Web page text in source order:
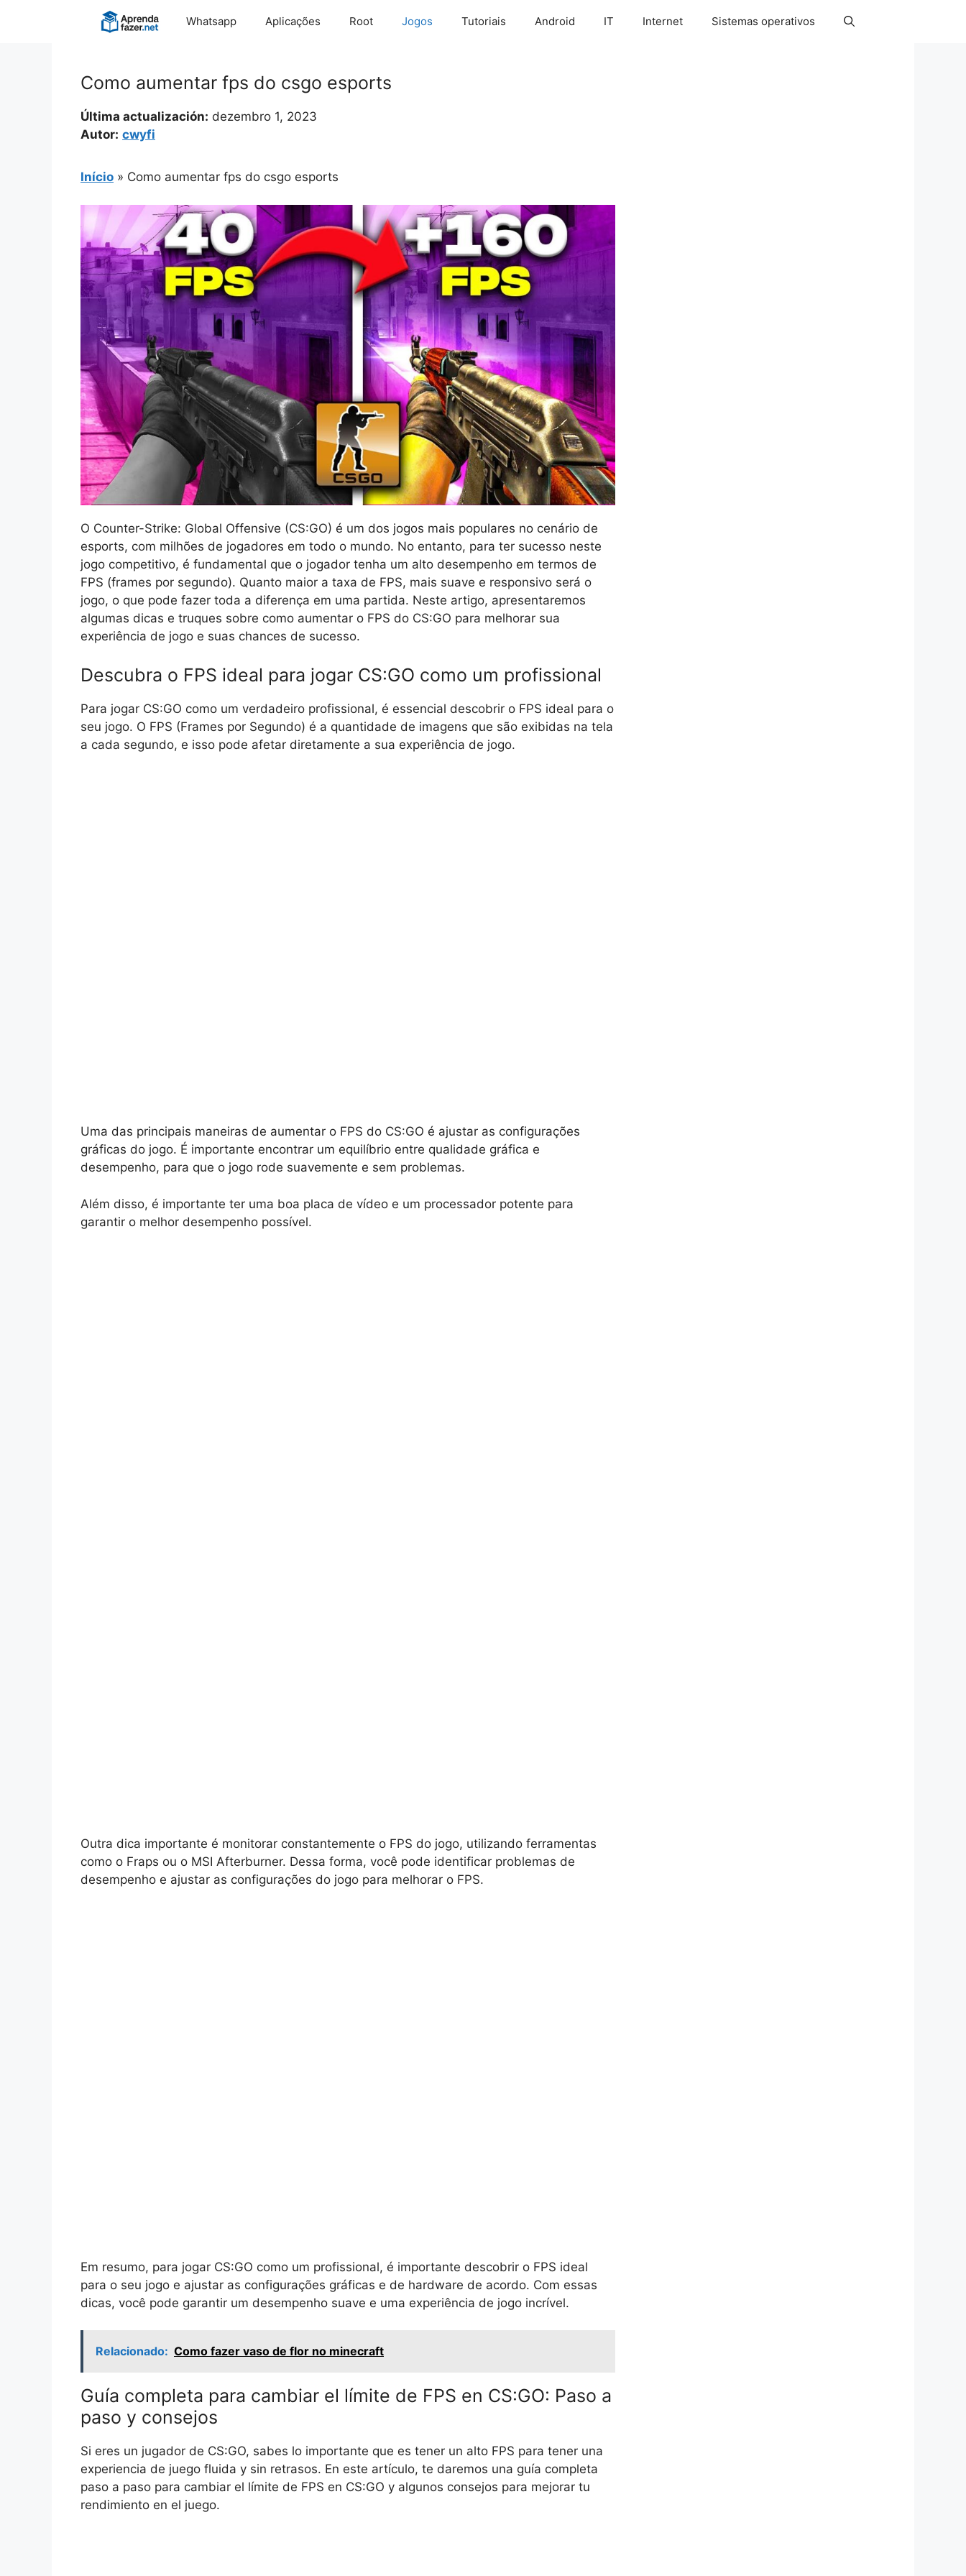
Whatsapp Aplicações Root Jogos Tutoriais Android IT Internet Sistemas operativos
Como aumentar fps do csgo esports
Última actualización: dezembro 1, 2023
Autor: cwyfi
Início » Como aumentar fps do csgo esports
O Counter-Strike: Global Offensive (CS:GO) é um dos jogos mais populares no cenário de
esports, com milhões de jogadores em todo o mundo. No entanto, para ter sucesso neste
jogo competitivo, é fundamental que o jogador tenha um alto desempenho em termos de
FPS (frames por segundo). Quanto maior a taxa de FPS, mais suave e responsivo será o
jogo, o que pode fazer toda a diferença em uma partida. Neste artigo, apresentaremos
algumas dicas e truques sobre como aumentar o FPS do CS:GO para melhorar sua
experiência de jogo e suas chances de sucesso.
Descubra o FPS ideal para jogar CS:GO como um profissional
Para jogar CS:GO como um verdadeiro profissional, é essencial descobrir o FPS ideal para o
seu jogo. O FPS (Frames por Segundo) é a quantidade de imagens que são exibidas na tela
a cada segundo, e isso pode afetar diretamente a sua experiência de jogo.
Uma das principais maneiras de aumentar o FPS do CS:GO é ajustar as configurações
gráficas do jogo. É importante encontrar um equilíbrio entre qualidade gráfica e
desempenho, para que o jogo rode suavemente e sem problemas.
Além disso, é importante ter uma boa placa de vídeo e um processador potente para
garantir o melhor desempenho possível.
Outra dica importante é monitorar constantemente o FPS do jogo, utilizando ferramentas
como o Fraps ou o MSI Afterburner. Dessa forma, você pode identificar problemas de
desempenho e ajustar as configurações do jogo para melhorar o FPS.
Em resumo, para jogar CS:GO como um profissional, é importante descobrir o FPS ideal
para o seu jogo e ajustar as configurações gráficas e de hardware de acordo. Com essas
dicas, você pode garantir um desempenho suave e uma experiência de jogo incrível.
Relacionado: Como fazer vaso de flor no minecraft
Guía completa para cambiar el límite de FPS en CS:GO: Paso a
paso y consejos
Si eres un jugador de CS:GO, sabes lo importante que es tener un alto FPS para tener una
experiencia de juego fluida y sin retrasos. En este artículo, te daremos una guía completa
paso a paso para cambiar el límite de FPS en CS:GO y algunos consejos para mejorar tu
rendimiento en el juego.